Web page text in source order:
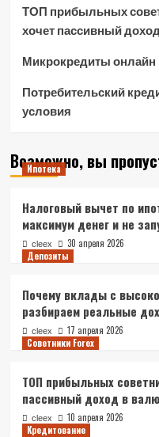
ТОП прибыльных
хочет пассивный
Микрокредиты онлайн
Потребительский
условия
Возможно, вы
Ипотека
Налоговый вычет по
максимум денег и не
cleex
30 апреля 2026
Депозиты
Почему вклады с
разбираем реальные
cleex
17 апреля 2026
Советники Forex
ТОП прибыльных
пассивный доход в
cleex
10 апреля 2026
Кредитование